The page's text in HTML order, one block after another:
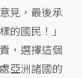
見，最後承
的國民！」
，選擇這個
亞洲諸國的